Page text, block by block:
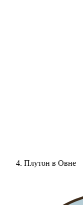
Плутон в Овне